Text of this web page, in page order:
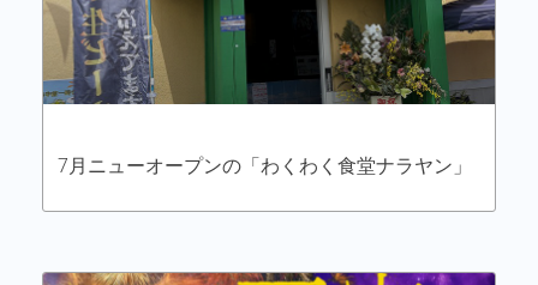
7月ニューオープンの「わくわく食堂ナラヤン」